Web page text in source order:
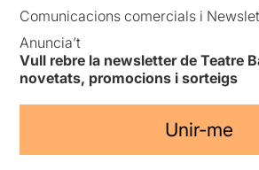
Comunicacions comercials i
Anuncia’t
Vull rebre la newsletter de Teatre
novetats, promocions i sorteigs
Unir-me